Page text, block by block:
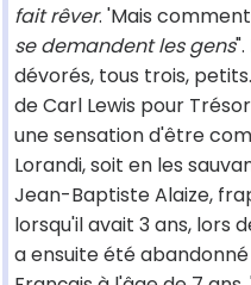
fait rêver. 'Mais
se demandent les gens
dévorés, tous trois,
de Carl Lewis pour
une sensation d'être
Lorandi, soit en les
Jean-Baptiste Alaize,
lorsqu'il avait 3 ans, lors
a ensuite été